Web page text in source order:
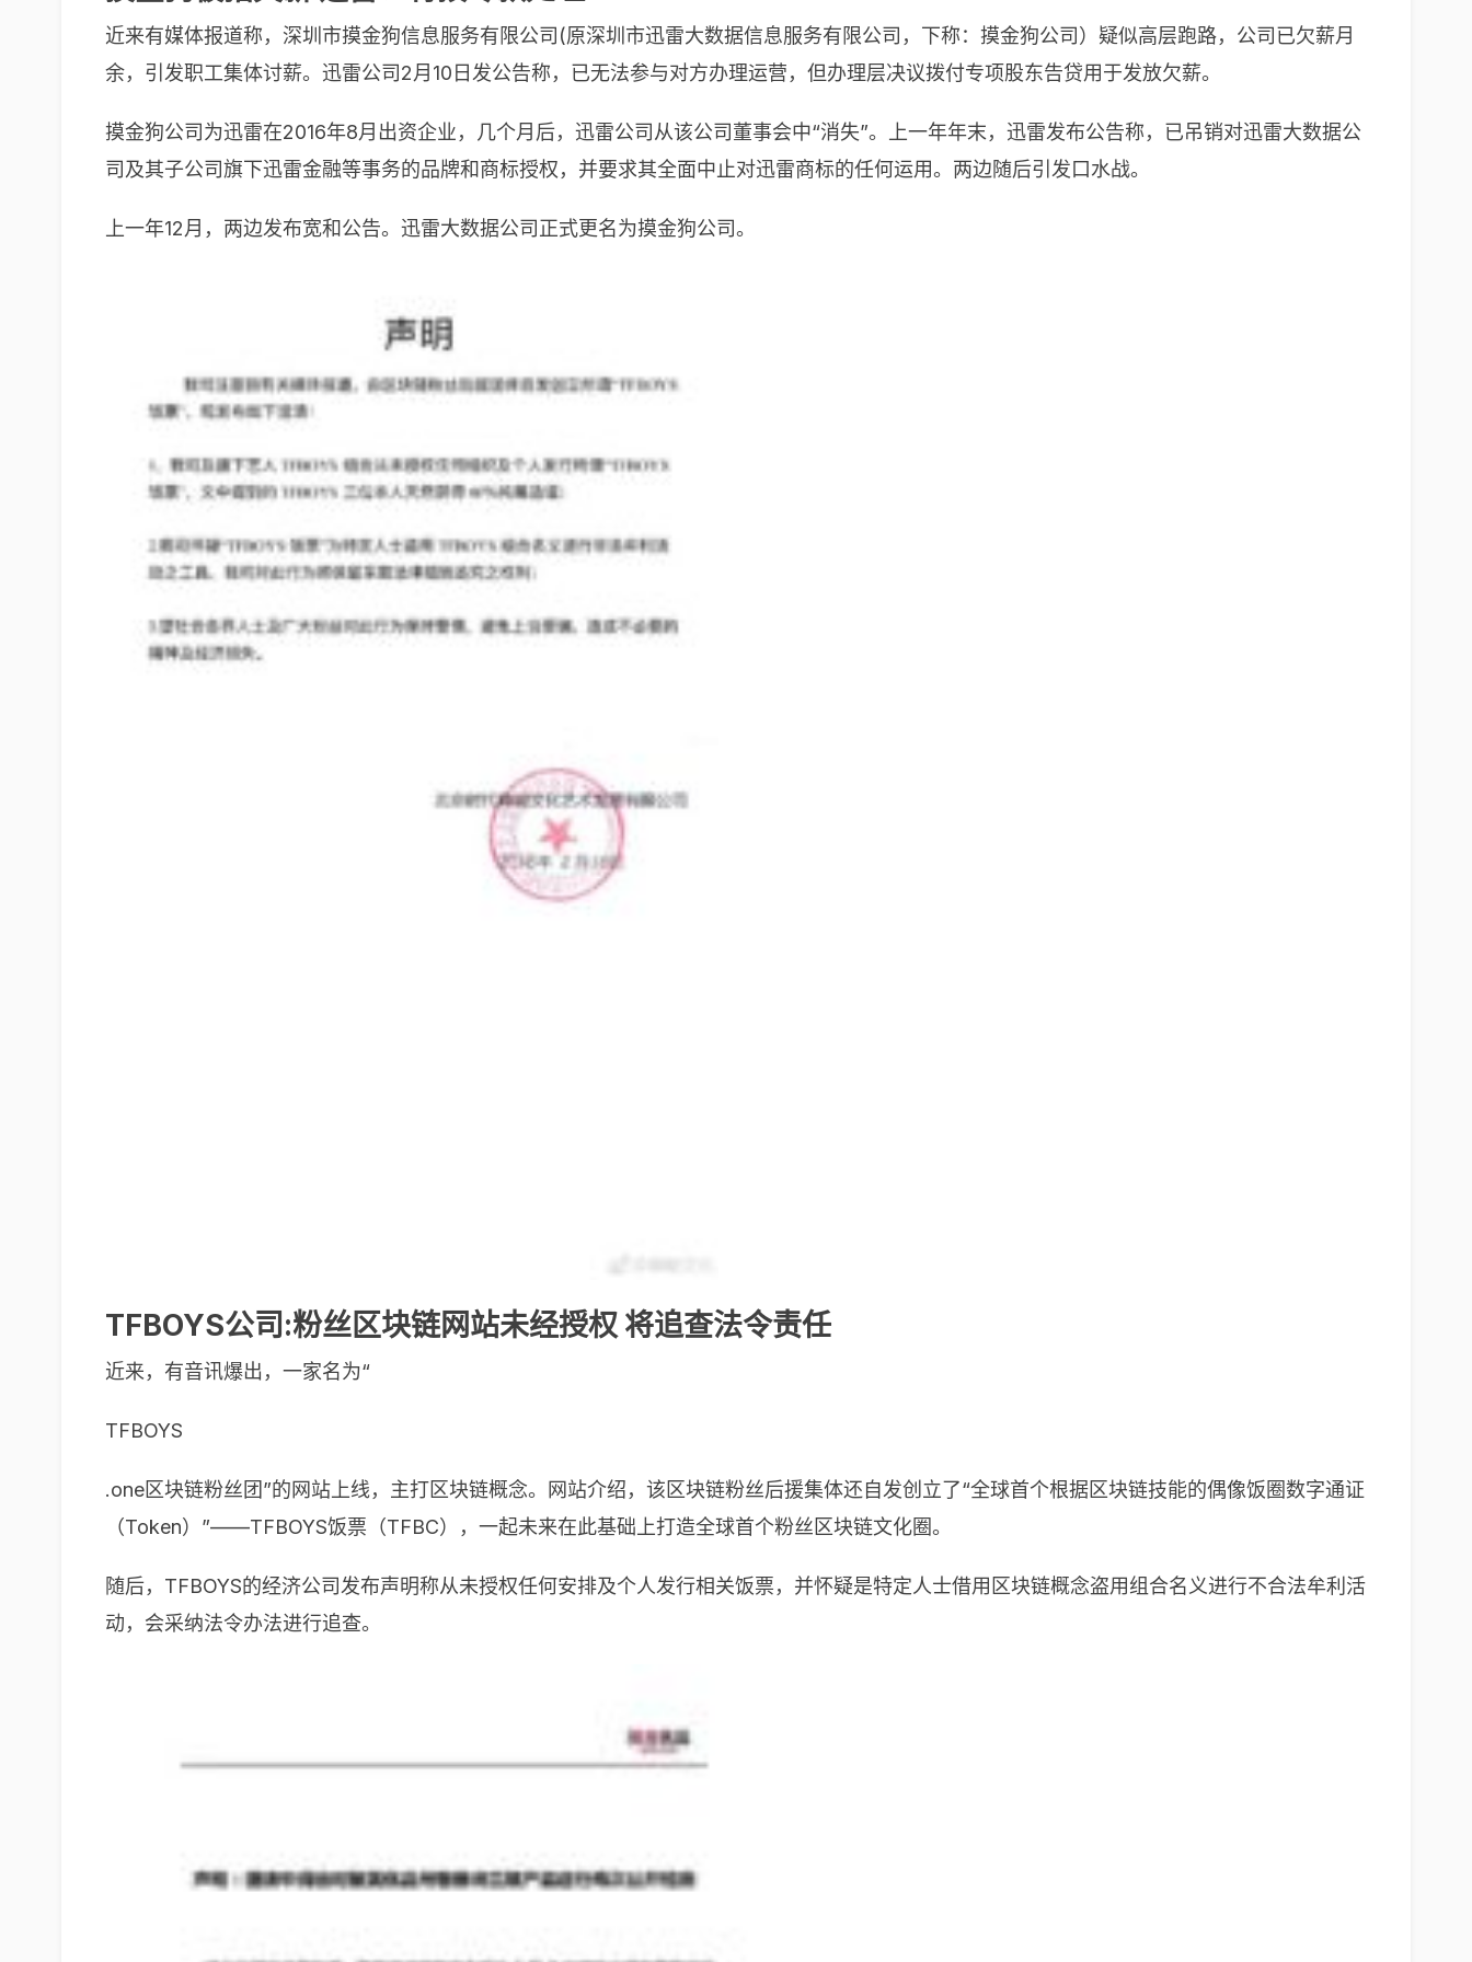
近来有媒体报道称，深圳市摸金狗信息服务有限公司(原深圳市迅雷大数据信息服务有限公司，下称：摸金狗公司）疑似高层跑路，公司已欠薪月
余，引发职工集体讨薪。迅雷公司2月10日发公告称，已无法参与对方办理运营，但办理层决议拨付专项股东告贷用于发放欠薪。
摸金狗公司为迅雷在2016年8月出资企业，几个月后，迅雷公司从该公司董事会中“消失”。上一年年末，迅雷发布公告称，已吊销对迅雷大数据公
司及其子公司旗下迅雷金融等事务的品牌和商标授权，并要求其全面中止对迅雷商标的任何运用。两边随后引发口水战。
上一年12月，两边发布宽和公告。迅雷大数据公司正式更名为摸金狗公司。
TFBOYS公司:粉丝区块链网站未经授权 将追查法令责任
近来，有音讯爆出，一家名为“
TFBOYS
.one区块链粉丝团”的网站上线，主打区块链概念。网站介绍，该区块链粉丝后援集体还自发创立了“全球首个根据区块链技能的偶像饭圈数字通证
（Token）”——TFBOYS饭票（TFBC），一起未来在此基础上打造全球首个粉丝区块链文化圈。
随后，TFBOYS的经济公司发布声明称从未授权任何安排及个人发行相关饭票，并怀疑是特定人士借用区块链概念盗用组合名义进行不合法牟利活
动，会采纳法令办法进行追查。